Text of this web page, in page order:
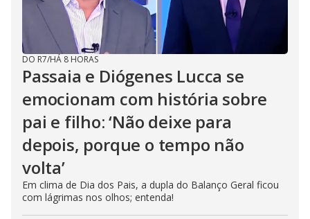
DO R7/HÁ 8 HORAS
Passaia e Diógenes Lucca se
emocionam com história sobre
pai e filho: ‘Não deixe para
depois, porque o tempo não
volta’
Em clima de Dia dos Pais, a dupla do Balanço Geral ficou
com lágrimas nos olhos; entenda!